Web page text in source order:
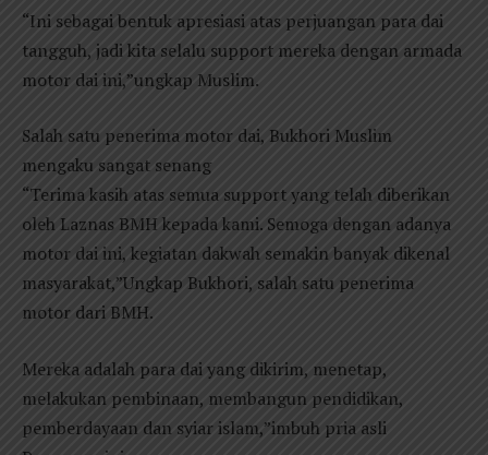
“Ini sebagai bentuk apresiasi atas perjuangan para dai
tangguh, jadi kita selalu support mereka dengan armada
motor dai ini,”ungkap Muslim.
Salah satu penerima motor dai, Bukhori Muslim
mengaku sangat senang
“Terima kasih atas semua support yang telah diberikan
oleh Laznas BMH kepada kami. Semoga dengan adanya
motor dai ini, kegiatan dakwah semakin banyak dikenal
masyarakat,”Ungkap Bukhori, salah satu penerima
motor dari BMH.
Mereka adalah para dai yang dikirim, menetap,
melakukan pembinaan, membangun pendidikan,
pemberdayaan dan syiar islam,”imbuh pria asli